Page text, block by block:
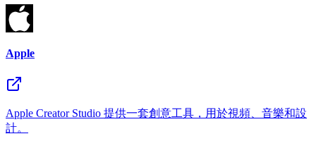
Apple
Apple Creator Studio 提供一套創意工具，用於視頻、音樂和設
計。